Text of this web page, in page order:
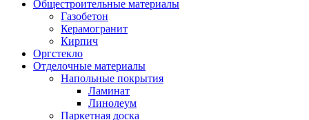
Общестроительные материалы
Газобетон
Керамогранит
Кирпич
Оргстекло
Отделочные материалы
Напольные покрытия
Ламинат
Линолеум
Паркетная доска